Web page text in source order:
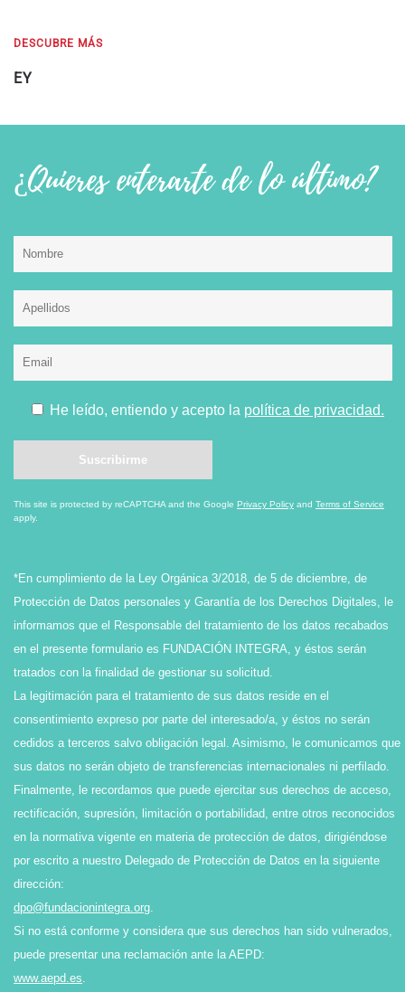
DESCUBRE MÁS
EY
¿Quieres enterarte de lo último?
He leído, entiendo y acepto la política de privacidad.
This site is protected by reCAPTCHA and the Google Privacy Policy and Terms of Service
apply.
*En cumplimiento de la Ley Orgánica 3/2018, de 5 de diciembre, de
Protección de Datos personales y Garantía de los Derechos Digitales, le
informamos que el Responsable del tratamiento de los datos recabados
en el presente formulario es FUNDACIÓN INTEGRA, y éstos serán
tratados con la finalidad de gestionar su solicitud.
La legitimación para el tratamiento de sus datos reside en el
consentimiento expreso por parte del interesado/a, y éstos no serán
cedidos a terceros salvo obligación legal. Asimismo, le comunicamos que
sus datos no serán objeto de transferencias internacionales ni perfilado.
Finalmente, le recordamos que puede ejercitar sus derechos de acceso,
rectificación, supresión, limitación o portabilidad, entre otros reconocidos
en la normativa vigente en materia de protección de datos, dirigiéndose
por escrito a nuestro Delegado de Protección de Datos en la siguiente
dirección:
dpo@fundacionintegra.org
Si no está conforme y considera que sus derechos han sido vulnerados,
puede presentar una reclamación ante la AEPD:
www.aepd.es